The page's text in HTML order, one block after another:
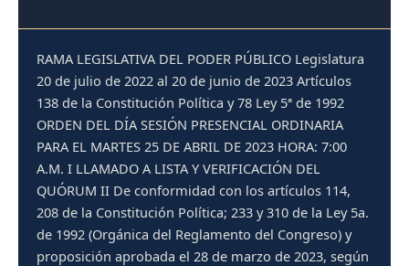
RAMA LEGISLATIVA DEL PODER PÚBLICO Legislatura
20 de julio de 2022 al 20 de junio de 2023 Artículos
138 de la Constitución Política y 78 Ley 5ª de 1992
ORDEN DEL DÍA SESIÓN PRESENCIAL ORDINARIA
PARA EL MARTES 25 DE ABRIL DE 2023 HORA: 7:00
A.M. I LLAMADO A LISTA Y VERIFICACIÓN DEL
QUÓRUM II De conformidad con los artículos 114,
208 de la Constitución Política; 233 y 310 de la Ley 5a.
de 1992 (Orgánica del Reglamento del Congreso) y
proposición aprobada el 28 de marzo de 2023, según